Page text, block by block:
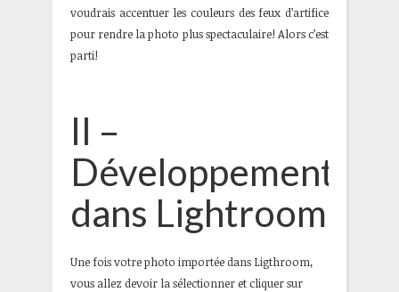
voudrais accentuer les couleurs des feux d’artifice
pour rendre la photo plus spectaculaire! Alors c’est
parti!
II –
Développement
dans Lightroom
Une fois votre photo importée dans Ligthroom,
vous allez devoir la sélectionner et cliquer sur